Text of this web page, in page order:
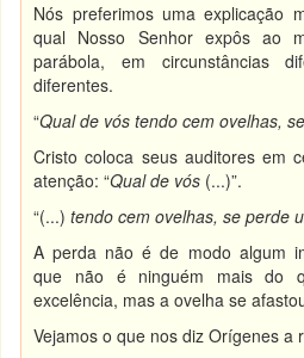
Nós preferimos uma explicação
qual Nosso Senhor expôs ao
parábola, em circunstâncias
diferentes.
“Qual de vós tendo cem ovelhas,
Cristo coloca seus auditores em
atenção: “Qual de vós (...)”.
“(...)tendo cem ovelhas, se perde
A perda não é de modo algum
que não é ninguém mais do
excelência, mas a ovelha se
Vejamos o que nos diz Orígenes a